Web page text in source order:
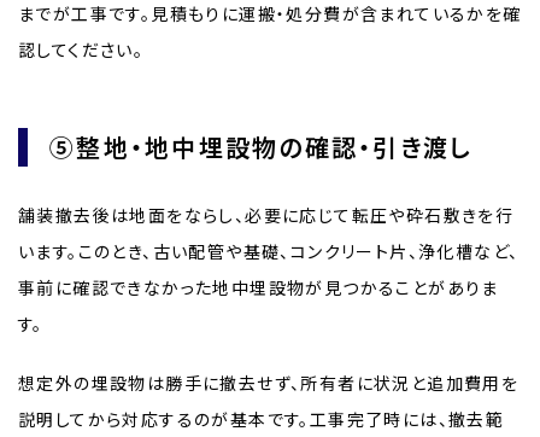
までが工事です。見積もりに運搬・処分費が含まれているかを確
認してください。
⑤整地・地中埋設物の確認・引き渡し
舗装撤去後は地面をならし、必要に応じて転圧や砕石敷きを行
います。このとき、古い配管や基礎、コンクリート片、浄化槽など、
事前に確認できなかった地中埋設物が見つかることがありま
す。
想定外の埋設物は勝手に撤去せず、所有者に状況と追加費用を
説明してから対応するのが基本です。工事完了時には、撤去範